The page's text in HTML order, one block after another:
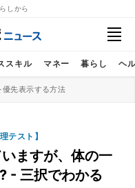
しから
スキル マネー 暮らし ヘ
先表示する方法
テスト】
いますが、体の一
- 三択でわかる